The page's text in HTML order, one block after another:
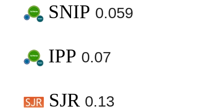
SNIP 0.059
IPP 0.07
SJR 0.13